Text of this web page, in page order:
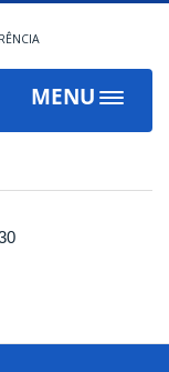
MENU
Toggle